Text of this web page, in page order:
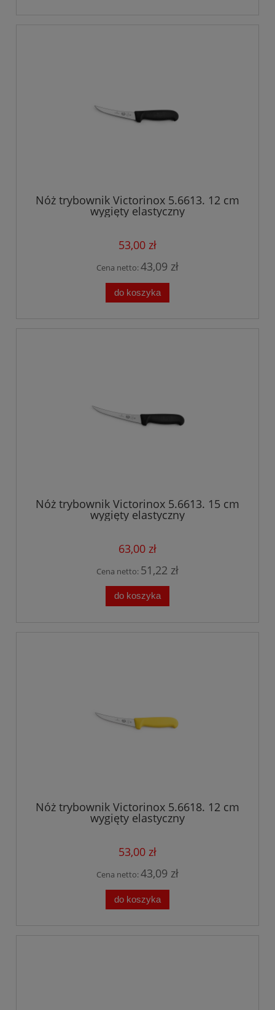
Nóż trybownik Victorinox 5.6613. 12 cm
wygięty elastyczny
53,00 zł
Cena netto:43,09 zł
do koszyka
Nóż trybownik Victorinox 5.6613. 15 cm
wygięty elastyczny
63,00 zł
Cena netto: 51,22 zł
do koszyka
Nóż trybownik Victorinox 5.6618. 12 cm
wygięty elastyczny
53,00 zł
Cena netto:43,09 zł
do koszyka